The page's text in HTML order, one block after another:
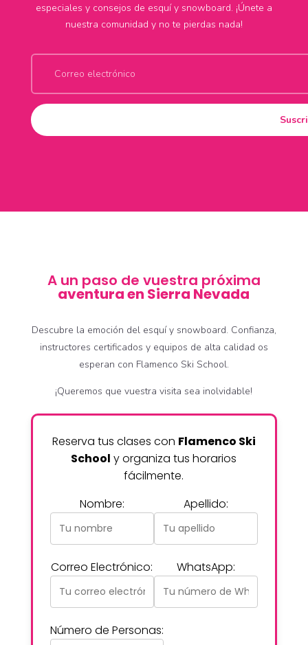
especiales y consejos de esquí y snowboard. ¡Únete a
nuestra comunidad y no te pierdas nada!
aventura en Sierra Nevada
Descubre la emoción del esquí y snowboard. Confianza,
instructores certificados y equipos de alta calidad os
esperan con Flamenco Ski School.
¡Queremos que vuestra visita sea inolvidable!
Reserva tus clases con Flamenco Ski
School y organiza tus horarios
fácilmente.
Nombre:
Apellido:
Correo Electrónico: WhatsApp:
Número de Personas: